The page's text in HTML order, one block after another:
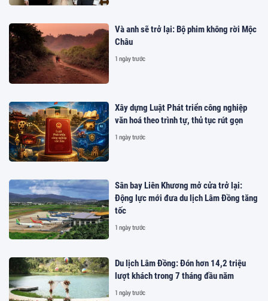
Và anh sẽ trở lại: Bộ phim không rời Mộc
Châu
1 ngày trước
Xây dựng Luật Phát triển công nghiệp
văn hoá theo trình tự, thủ tục rút gọn
1 ngày trước
Sân bay Liên Khương mở cửa trở lại:
Động lực mới đưa du lịch Lâm Đồng tăng
tốc
1 ngày trước
Du lịch Lâm Đồng: Đón hơn 14,2 triệu
lượt khách trong 7 tháng đầu năm
1 ngày trước